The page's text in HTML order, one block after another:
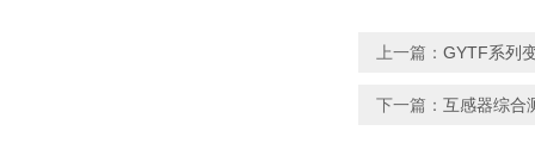
上一篇： GYTF系列
下一篇： 互感器综合